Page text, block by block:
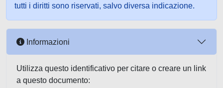
tutti i diritti sono riservati, salvo diversa indicazione.
Informazioni
Utilizza questo identificativo per citare o creare un link
a questo documento: